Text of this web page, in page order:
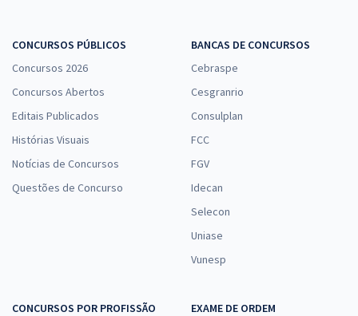
CONCURSOS PÚBLICOS
Concursos 2026
Concursos Abertos
Editais Publicados
Histórias Visuais
Notícias de Concursos
Questões de Concurso
BANCAS DE CONCURSOS
Cebraspe
Cesgranrio
Consulplan
FCC
FGV
Idecan
Selecon
Uniase
Vunesp
CONCURSOS POR PROFISSÃO
EXAME DE ORDEM